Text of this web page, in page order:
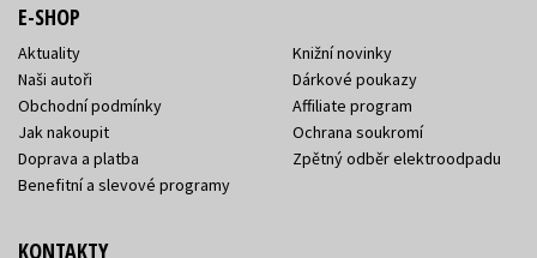
E-SHOP
Aktuality
Naši autoři
Obchodní podmínky
Jak nakoupit
Doprava a platba
Benefitní a slevové programy
Knižní novinky
Dárkové poukazy
Affiliate program
Ochrana soukromí
Zpětný odběr elektroodpadu
KONTAKTY